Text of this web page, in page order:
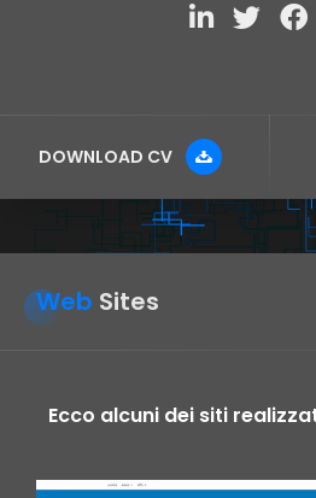
DOWNLOAD CV
Web Sites
Ecco alcuni dei siti